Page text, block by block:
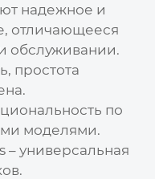
надежное и
отличающееся
обслуживании.
простота
по
моделями.
универсальная